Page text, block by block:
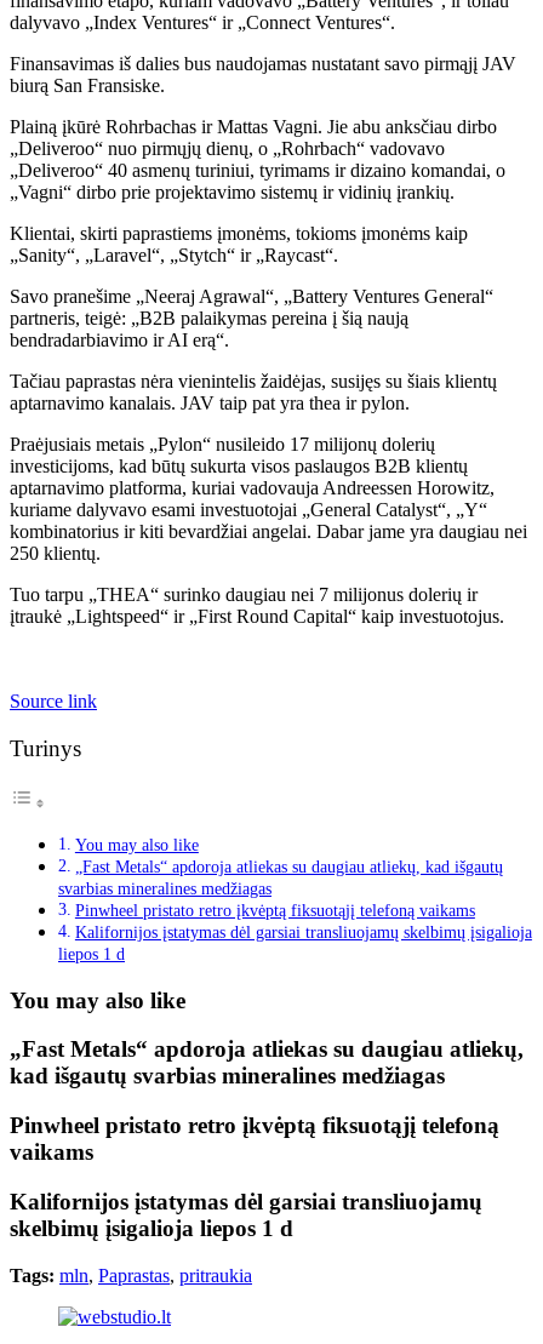
dalyvavo „Index Ventures“ ir „Connect Ventures“.
Finansavimas iš dalies bus naudojamas nustatant savo pirmąjį JAV
biurą San Fransiske.
Plainą įkūrė Rohrbachas ir Mattas Vagni. Jie abu anksčiau dirbo
„Deliveroo“ nuo pirmųjų dienų, o „Rohrbach“ vadovavo
„Deliveroo“ 40 asmenų turiniui, tyrimams ir dizaino komandai, o
„Vagni“ dirbo prie projektavimo sistemų ir vidinių įrankių.
Klientai, skirti paprastiems įmonėms, tokioms įmonėms kaip
„Sanity“, „Laravel“, „Stytch“ ir „Raycast“.
Savo pranešime „Neeraj Agrawal“, „Battery Ventures General“
partneris, teigė: „B2B palaikymas pereina į šią naują
bendradarbiavimo ir AI erą“.
Tačiau paprastas nėra vienintelis žaidėjas, susijęs su šiais klientų
aptarnavimo kanalais. JAV taip pat yra thea ir pylon.
Praėjusiais metais „Pylon“ nusileido 17 milijonų dolerių
investicijoms, kad būtų sukurta visos paslaugos B2B klientų
aptarnavimo platforma, kuriai vadovauja Andreessen Horowitz,
kuriame dalyvavo esami investuotojai „General Catalyst“, „Y“
kombinatorius ir kiti bevardžiai angelai. Dabar jame yra daugiau nei
250 klientų.
Tuo tarpu „THEA“ surinko daugiau nei 7 milijonus dolerių ir
įtraukė „Lightspeed“ ir „First Round Capital“ kaip investuotojus.
Source link
Turinys
You may also like
„Fast Metals“ apdoroja atliekas su daugiau atliekų, kad išgautų
svarbias mineralines medžiagas
Pinwheel pristato retro įkvėptą fiksuotąjį telefoną vaikams
Kalifornijos įstatymas dėl garsiai transliuojamų skelbimų įsigalioja
liepos 1 d
You may also like
„Fast Metals“ apdoroja atliekas su daugiau atliekų,
kad išgautų svarbias mineralines medžiagas
Pinwheel pristato retro įkvėptą fiksuotąjį telefoną
vaikams
Kalifornijos įstatymas dėl garsiai transliuojamų
skelbimų įsigalioja liepos 1 d
Tags: mln, Paprastas, pritraukia